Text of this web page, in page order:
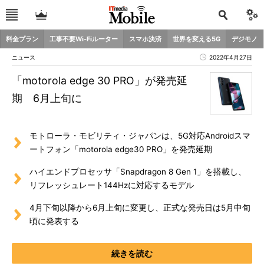
料金プラン 工事不要Wi-Fiルーター スマホ決済 世界を変える5G デジモノ
ニュース 2022年4月27日
「motorola edge 30 PRO」が発売延
期 6月上旬に
モトローラ・モビリティ・ジャパンは、5G対応Androidスマ
ートフォン「motorola edge30 PRO」を発売延期
ハイエンドプロセッサ「Snapdragon 8 Gen 1」を搭載し、
リフレッシュレート144Hzに対応するモデル
4月下旬以降から6月上旬に変更し、正式な発売日は5月中旬
頃に発表する
続きを読む